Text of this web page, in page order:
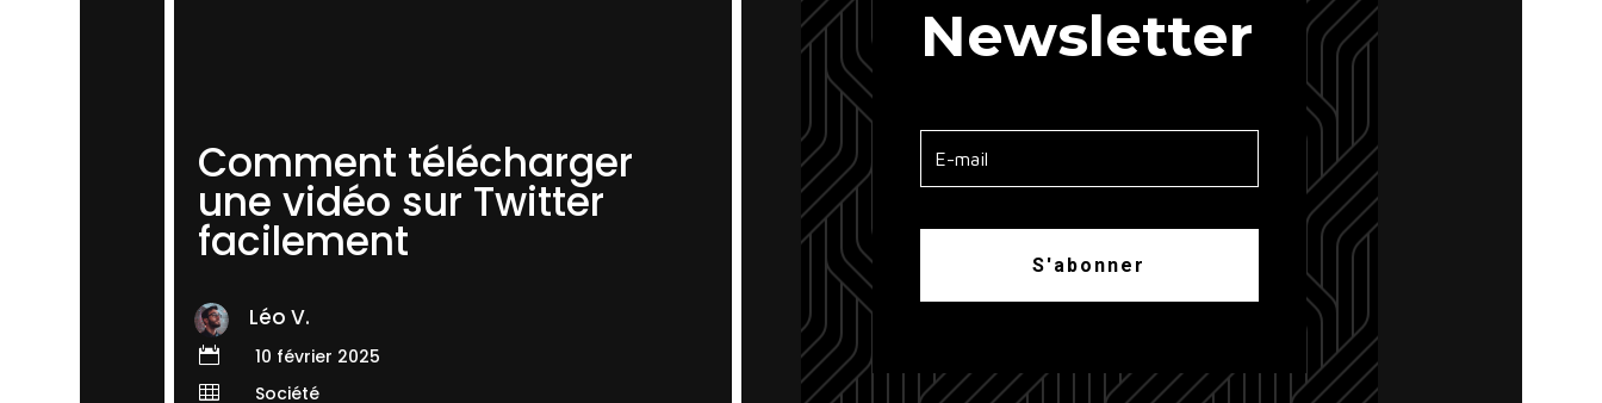
Comment télécharger
une vidéo sur Twitter
facilement
Léo V.
 10 février 2025
 Société
Newsletter
S'abonner